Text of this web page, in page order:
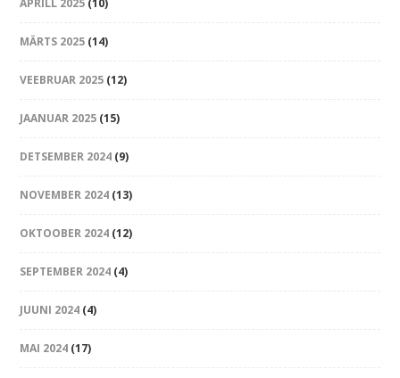
APRILL 2025 (10)
MÄRTS 2025 (14)
VEEBRUAR 2025 (12)
JAANUAR 2025 (15)
DETSEMBER 2024 (9)
NOVEMBER 2024 (13)
OKTOOBER 2024 (12)
SEPTEMBER 2024 (4)
JUUNI 2024 (4)
MAI 2024 (17)